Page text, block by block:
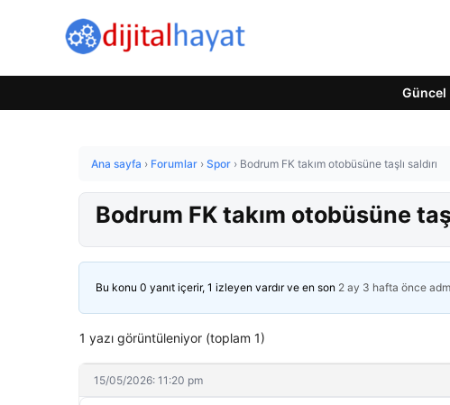
Güncel
Ana sayfa › Forumlar › Spor › Bodrum FK takım otobüsüne taşlı saldırı
Bodrum FK takım otobüsüne
Bu konu 0 yanıt içerir, 1 izleyen vardır ve en son 2 ay 3 hafta önce
1 yazı görüntüleniyor (toplam 1)
15/05/2026: 11:20 pm